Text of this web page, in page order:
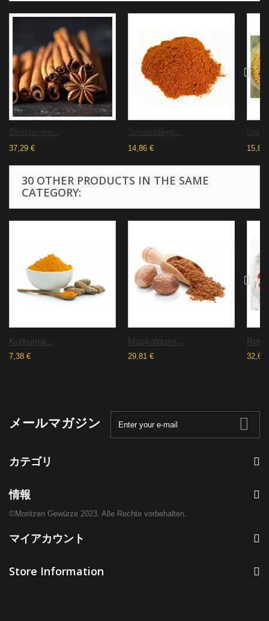
Zimtstangen...
37,29 €
Schaschlikge...
14,86 €
15,88
30 OTHER PRODUCTS IN THE SAME
CATEGORY:
Kurkuma...
7,38 €
Muskatnuss...
29,81 € 32,62
メールマガジン
カテゴリ
情報
©Moritzen Gewürze 2023. Alle Rechte vorbehalten.
マイアカウント
Store Information